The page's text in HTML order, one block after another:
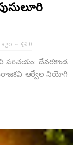
ago 0
పరిచయం: దేవరకొండ
ఆర్వేల నియోగి